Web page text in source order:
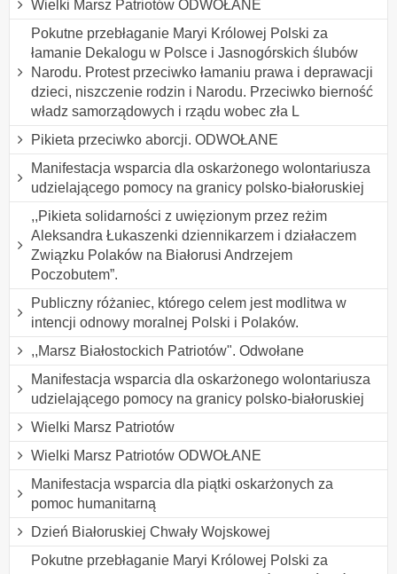
Wielki Marsz Patriotów ODWOŁANE
Pokutne przebłaganie Maryi Królowej Polski za
łamanie Dekalogu w Polsce i Jasnogórskich ślubów
Narodu. Protest przeciwko łamaniu prawa i deprawacji
dzieci, niszczenie rodzin i Narodu. Przeciwko bierność
władz samorządowych i rządu wobec zła L
Pikieta przeciwko aborcji. ODWOŁANE
Manifestacja wsparcia dla oskarżonego wolontariusza
udzielającego pomocy na granicy polsko-białoruskiej
,,Pikieta solidarności z uwięzionym przez reżim
Aleksandra Łukaszenki dziennikarzem i działaczem
Związku Polaków na Białorusi Andrzejem
Poczobutem”.
Publiczny różaniec, którego celem jest modlitwa w
intencji odnowy moralnej Polski i Polaków.
,,Marsz Białostockich Patriotów". Odwołane
Manifestacja wsparcia dla oskarżonego wolontariusza
udzielającego pomocy na granicy polsko-białoruskiej
Wielki Marsz Patriotów
Wielki Marsz Patriotów ODWOŁANE
Manifestacja wsparcia dla piątki oskarżonych za
pomoc humanitarną
Dzień Białoruskiej Chwały Wojskowej
Pokutne przebłaganie Maryi Królowej Polski za